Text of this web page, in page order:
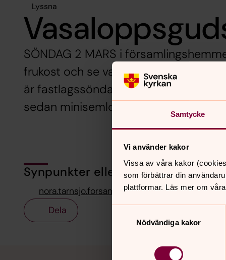
Samtycke
Vi använder kakor
Vissa av våra kakor
som förbättrar din
plattformar. Läs mer om
Nödvändiga kakor
Lyssna
SÖNDAG 2 MARS i
frukost och se vasaloppet från start
är fastlagssöndagen och vi firar
sedan minisemlor till kyrkkaffet.
Synpunkter eller frågor på sidans
nora.tarnsjo.forsamling@svenskakyrkan.se
Dela